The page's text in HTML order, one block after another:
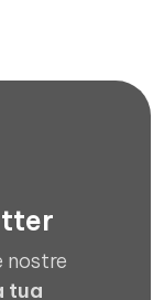
nostre
tua